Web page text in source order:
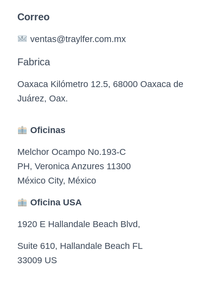
Correo
ventas@traylfer.com.mx
Fabrica
Oaxaca Kilómetro 12.5, 68000 Oaxaca de
Juárez, Oax.
Oficinas
Melchor Ocampo No.193-C
PH, Veronica Anzures 11300
México City, México
Oficina USA
1920 E Hallandale Beach Blvd,
Suite 610, Hallandale Beach FL
33009 US